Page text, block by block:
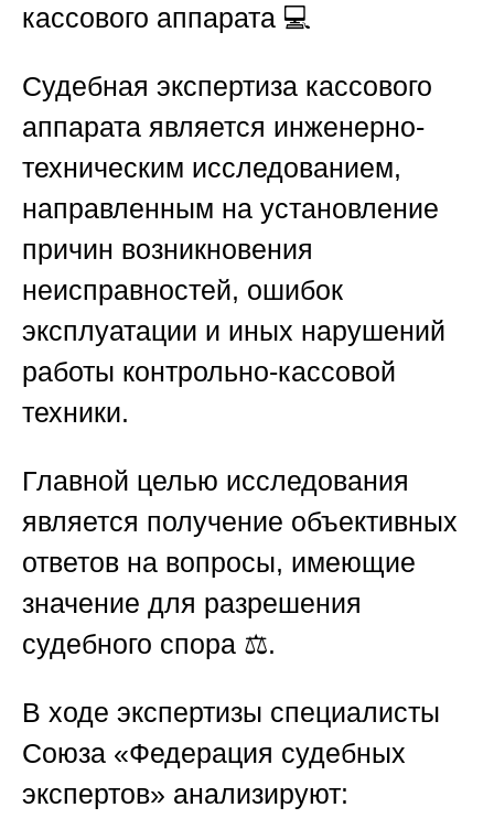
кассового аппарата 💻
Судебная экспертиза кассового
аппарата является инженерно-
техническим исследованием,
направленным на установление
причин возникновения
неисправностей, ошибок
эксплуатации и иных нарушений
работы контрольно-кассовой
техники.
Главной целью исследования
является получение объективных
ответов на вопросы, имеющие
значение для разрешения
судебного спора ⚖️.
В ходе экспертизы специалисты
Союза «Федерация судебных
экспертов» анализируют: